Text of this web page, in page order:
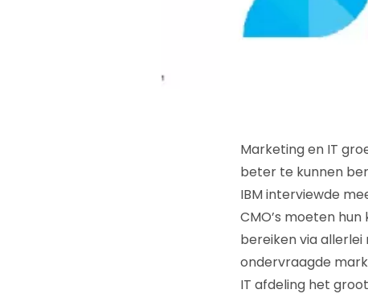
Marketing en IT
beter te kunnen
IBM interviewde
CMO’s moeten
bereiken via
ondervraagde
IT afdeling het